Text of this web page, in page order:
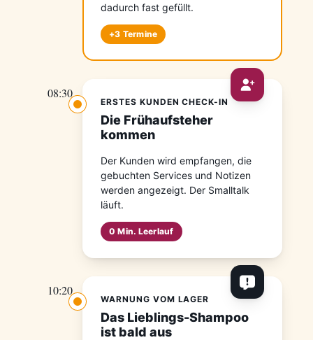
dadurch fast gefüllt.
+3 Termine
08:30
ERSTES KUNDEN CHECK-IN
Die Frühaufsteher
kommen
Der Kunden wird empfangen, die
gebuchten Services und Notizen
werden angezeigt. Der Smalltalk
läuft.
0 Min. Leerlauf
10:20
WARNUNG VOM LAGER
Das Lieblings-Shampoo
ist bald aus